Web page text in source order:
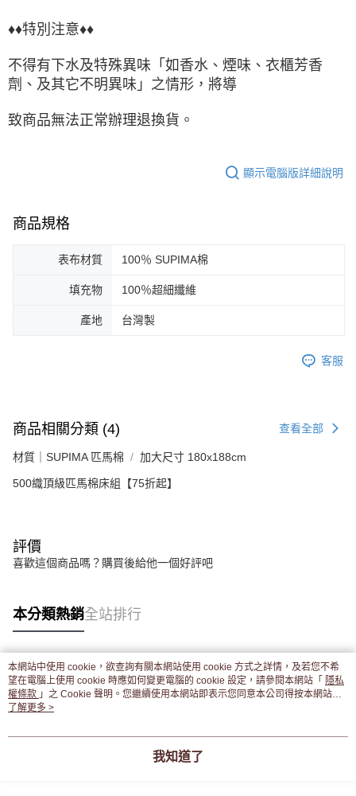
♦♦特別注意♦♦
不得有下水及特殊異味「如香水、煙味、衣櫃芳香
劑、及其它不明異味」之情形，將導
致商品無法正常辦理退換貨。
顯示電腦版詳細說明
商品規格
表布材質 100％ SUPIMA棉
填充物 100％超細纖維
產地 台灣製
客服
商品相關分類 (4) 查看全部
材質｜SUPIMA 匹馬棉 加大尺寸 180x188cm
500織頂級匹馬棉床組【75折起】
評價
喜歡這個商品嗎？購買後給他一個好評吧
本分類熱銷全站排行
熱門標籤
本網站中使用 cookie，欲查詢有關本網站使用 cookie 方式之詳情，及若您不希
望在電腦上使用 cookie 時應如何變更電腦的 cookie 設定，請參閱本網站「 隱私
權條款 」之 Cookie 聲明。您繼續使用本網站即表示您同意本公司得按本網站使
用條款之 Cookie 聲明使用 cookie。
了解更多 >
我知道了